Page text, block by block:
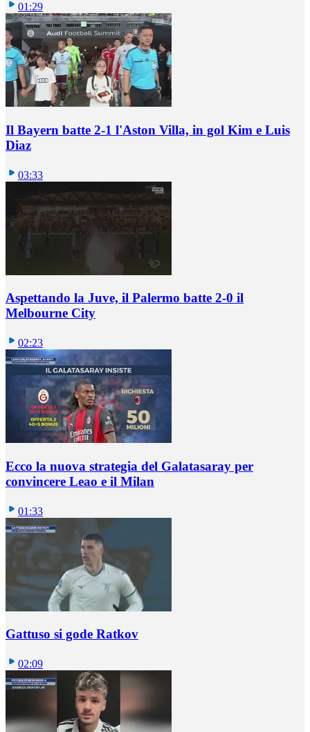
01:29
Il Bayern batte 2-1 l'Aston Villa, in gol Kim e Luis
Diaz
03:33
Aspettando la Juve, il Palermo batte 2-0 il
Melbourne City
02:23
Ecco la nuova strategia del Galatasaray per
convincere Leao e il Milan
01:33
Gattuso si gode Ratkov
02:09